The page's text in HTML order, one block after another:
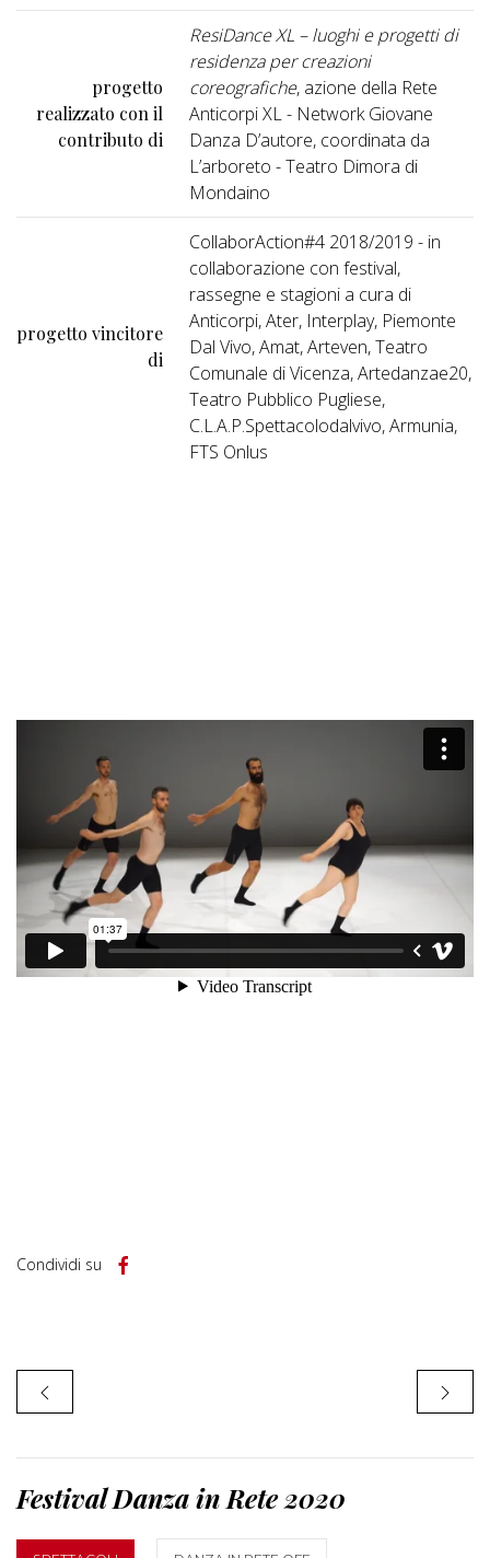
progetto
realizzato con il
contributo di
ResiDance XL – luoghi e progetti di
residenza per creazioni
coreografiche, azione della Rete
Anticorpi XL - Network Giovane
Danza D’autore, coordinata da
L’arboreto - Teatro Dimora di
Mondaino
progetto vincitore
di
CollaborAction#4 2018/2019 - in
collaborazione con festival,
rassegne e stagioni a cura di
Anticorpi, Ater, Interplay, Piemonte
Dal Vivo, Amat, Arteven, Teatro
Comunale di Vicenza, Artedanzae20,
Teatro Pubblico Pugliese,
C.L.A.P.Spettacolodalvivo, Armunia,
FTS Onlus
Condividi su
Festival Danza in Rete 2020